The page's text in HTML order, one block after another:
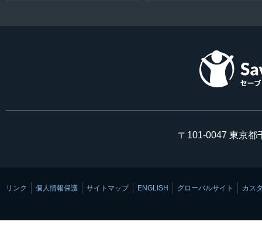
〒101-0047 東京都
リンク 個人情報保護 サイトマップ ENGLISH グローバルサイト カス